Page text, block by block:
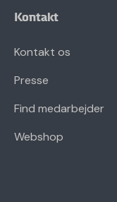
Kontakt
Kontakt os
Presse
Find medarbejder
Webshop